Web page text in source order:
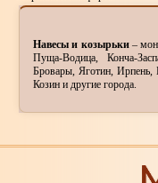
Навесы и козырьки–
Пуща-Водица, Конча-
Бровары, Яготин, Ирпень,
Козин и другие города.